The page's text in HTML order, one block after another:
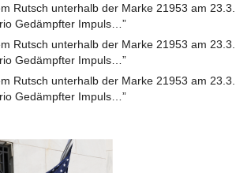
Rutsch unterhalb der Marke 21953 am 23.3.
Gedämpfter Impuls…”
Rutsch unterhalb der Marke 21953 am 23.3.
Gedämpfter Impuls…”
Rutsch unterhalb der Marke 21953 am 23.3.
Gedämpfter Impuls…”